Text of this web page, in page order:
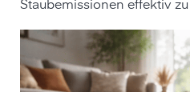
Staubemissionen effektiv